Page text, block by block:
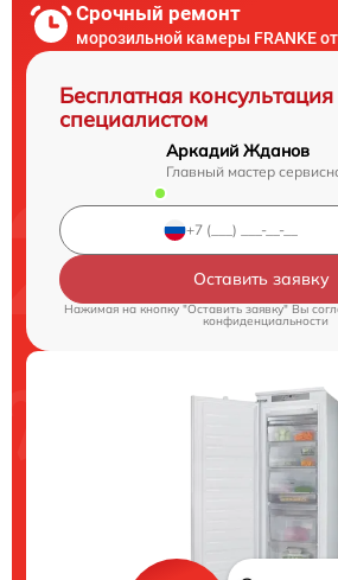
Срочный ремонт
морозильной камеры FRANKE
Бесплатная консультация
специалистом
Аркадий Жданов
Главный мастер
Оставить заявку
Нажимая на кнопку "Оставить заявку" Вы
конфиденциальности